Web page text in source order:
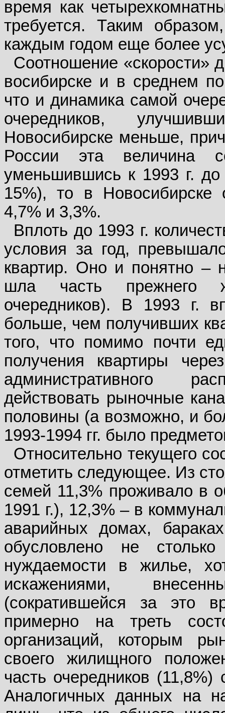
время как
требуется. Таким
каждым годом еще более
Соотношение
восибирске и в среднем
что и динамика самой
оче­редников,
Новосибирске меньше,
России эта величина
уменьшившись к 1993 г.
15%), то в Новосибирске
4,7% и 3,3%.
Вплоть до 1993 г.
условия за год,
квартир. Оно и понятно –
шла часть прежнего
очередников). В 1993 г.
больше, чем получивших
того, что помимо почти
получения квартиры
административного
действовать рыночные
половины (а возможно, и
1993-1994 гг. было
Относительно текущего
отметить следующее. Из
семей 11,3% проживало в
1991 г.), 12,3% – в
аварийных домах,
обусловлено не
нуждаемости в жилье,
искажениями,
(сократившейся за это
примерно на треть
организаций, которым
своего жилищного
часть очередников
Аналогичных данных на